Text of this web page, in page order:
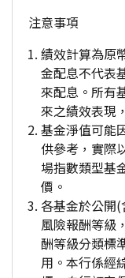
注意事項
績效計算為原
金配息不代表
來配息。所有
來之績效表現
基金淨值可能
供參考，實際
場指數類型基
價。
各基金於公開
風險報酬等級
酬等級分類標
用。本行係經